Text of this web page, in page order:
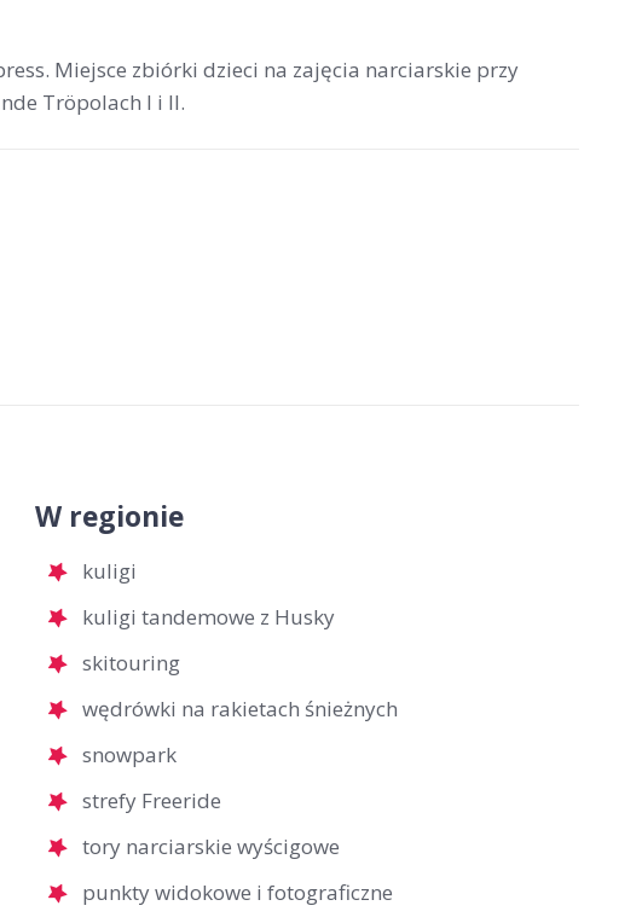
Miejsce zbiórki dzieci na zajęcia narciarskie przy
Tröpolach I i II.
W regionie
kuligi
kuligi tandemowe z Husky
skitouring
wędrówki na rakietach śnieżnych
snowpark
strefy Freeride
tory narciarskie wyścigowe
punkty widokowe i fotograficzne